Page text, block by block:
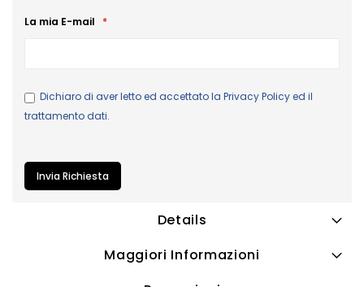
La mia E-mail
Dichiaro di aver letto ed accettato la Privacy Policyed il
trattamento dati.
Invia Richiesta
Details
Maggiori Informazioni